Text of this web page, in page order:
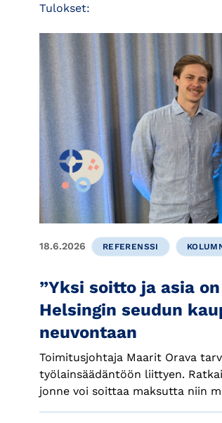
Tulokset:
18.6.2026 REFERENSSI
”Yksi soitto ja asia
Helsingin seudun
neuvontaan
Toimitusjohtaja Maarit Orava
työlainsäädäntöön liittyen.
jonne voi soittaa maksutta niin